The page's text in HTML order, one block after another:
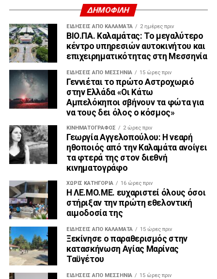
ΔΗΜΟΦΙΛΗ
ΕΙΔΗΣΕΙΣ ΑΠΟ ΚΑΛΑΜΑΤΑ 2 ημέρες πριν
ΒΙΟ.ΠΑ. Καλαμάτας: Το μεγαλύτερο
κέντρο υπηρεσιών αυτοκινήτου και
επιχειρηματικότητας στη Μεσσηνία
ΕΙΔΉΣΕΙΣ ΑΠΟ ΜΕΣΣΗΝΊΑ 15 ώρες πριν
Γεννιέται το πρώτο Αστροχωριό
στην Ελλάδα «Οι Κάτω
Αμπελόκηποι σβήνουν τα φώτα για
να τους δει όλος ο κόσμος»
ΚΙΝΗΜΑΤΟΓΡΆΦΟΣ 2 ώρες πριν
Γεωργία Αγγελοπούλου: Η νεαρή
ηθοποιός από την Καλαμάτα ανοίγει
τα φτερά της στον διεθνή
κινηματογράφο
ΧΩΡΊΣ ΚΑΤΗΓΟΡΊΑ 16 ώρες πριν
Η ΛΕ.ΜΟ.ΜΕ. ευχαριστεί όλους όσοι
στήριξαν την πρώτη εθελοντική
αιμοδοσία της
ΕΙΔΗΣΕΙΣ ΑΠΟ ΚΑΛΑΜΑΤΑ 15 ώρες πριν
Ξεκίνησε ο παραθερισμός στην
κατασκήνωση Αγίας Μαρίνας
Ταϋγέτου
ΕΙΔΉΣΕΙΣ ΑΠΟ ΜΕΣΣΗΝΊΑ 15 ώρες πριν